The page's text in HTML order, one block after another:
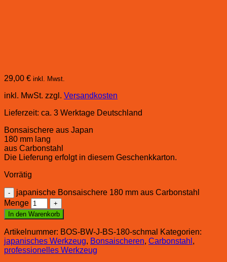
29,00 € inkl. Mwst.
inkl. MwSt. zzgl. Versandkosten
Lieferzeit: ca. 3 Werktage Deutschland
Bonsaischere aus Japan
180 mm lang
aus Carbonstahl
Die Lieferung erfolgt in diesem Geschenkkarton.
Vorrätig
japanische Bonsaischere 180 mm aus Carbonstahl
Menge
In den Warenkorb
Artikelnummer: BOS-BW-J-BS-180-schmal
Kategorien:
japanisches Werkzeug, Bonsaischeren, Carbonstahl ,
professionelles Werkzeug